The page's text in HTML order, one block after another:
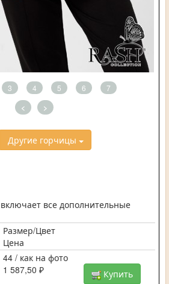
3 4 5 6 7
< >
Другие горчицы
все дополнительные
Размер/Цвет
Цена
44 / как на фото
1 587,50 ₽
Купить